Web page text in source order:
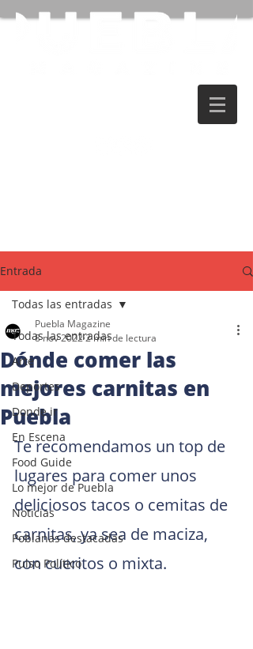
Entrada
Todas las entradas
Arte
Deportes
Donde ir
En Escena
Food Guide
Lo mejor de Puebla
Noticias
Poblanas destacadas
Pulso Político
Todas las entradas
Dónde comer las
mejores carnitas en
Puebla
Puebla Magazine
8 nov 20222 min de lectura
Te recomendamos un top de
lugares para comer unos
deliciosos tacos o cemitas de
carnitas, ya sea de maciza,
con cueritos o mixta.